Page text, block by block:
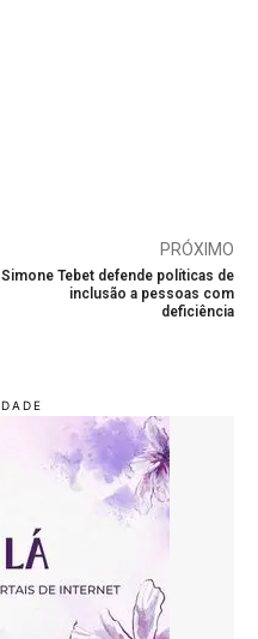
PRÓXIMO
Simone Tebet defende políticas de
inclusão a pessoas com
deficiência